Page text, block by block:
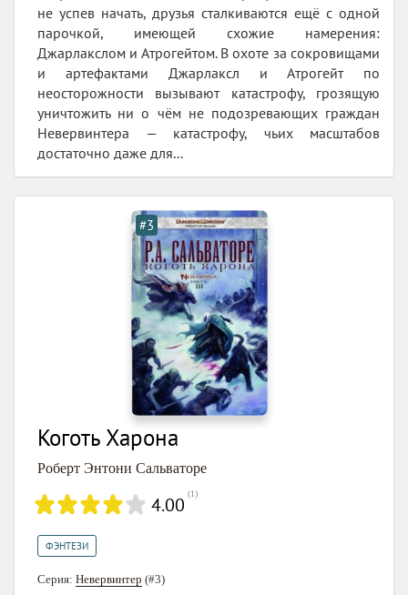
не успев начать, друзья сталкиваются ещё с одной
парочкой, имеющей схожие намерения:
Джарлакслом и Атрогейтом. В охоте за сокровищами
и артефактами Джарлаксл и Атрогейт по
неосторожности вызывают катастрофу, грозящую
уничтожить ни о чём не подозревающих граждан
Невервинтера — катастрофу, чьих масштабов
достаточно даже для...
#3
Коготь Харона
Роберт Энтони Сальваторе
4.00 (1)
ФЭНТЕЗИ
Серия: Невервинтер (#3)